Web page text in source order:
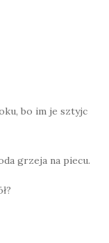
bo im je sztyjc
grzeja na piecu.